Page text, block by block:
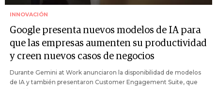
INNOVACIÓN
Google presenta nuevos modelos de IA para
que las empresas aumenten su productividad
y creen nuevos casos de negocios
Durante Gemini at Work anunciaron la disponibilidad de modelos
de IA y también presentaron Customer Engagement Suite, que